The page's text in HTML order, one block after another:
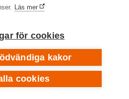
Läs mer
för cookies
kakor
cookies